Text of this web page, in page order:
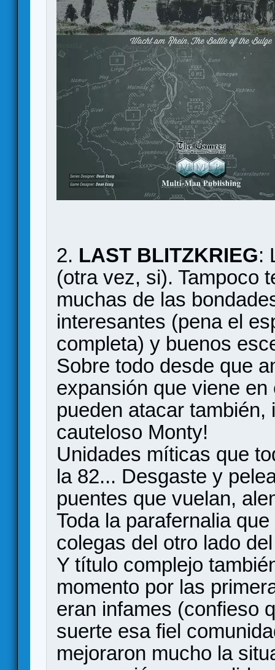
2. LAST BLITZKRIEG:
(otra vez, si). Tampoco
muchas de las
interesantes (pena el
completa) y buenos
Sobre todo desde que
expansión que viene
pueden atacar
cauteloso Monty!
Unidades míticas que
la 82... Desgaste y
puentes que vuelan,
Toda la parafernalia
colegas del otro lado
Y título complejo
momento por las
eran infames (confieso
suerte esa fiel
mejoraron mucho la